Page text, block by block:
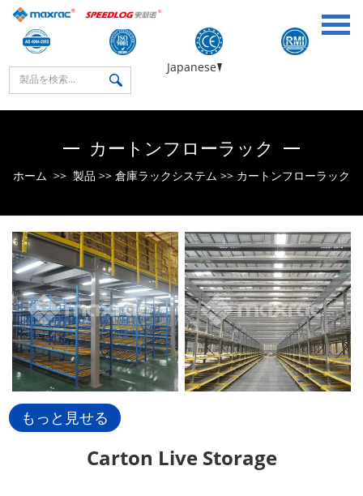
Japanese
カートンフローラック
ホーム >> 製品 >> 倉庫ラックシステム >> カートンフローラック
もっと見せる
Carton Live Storage